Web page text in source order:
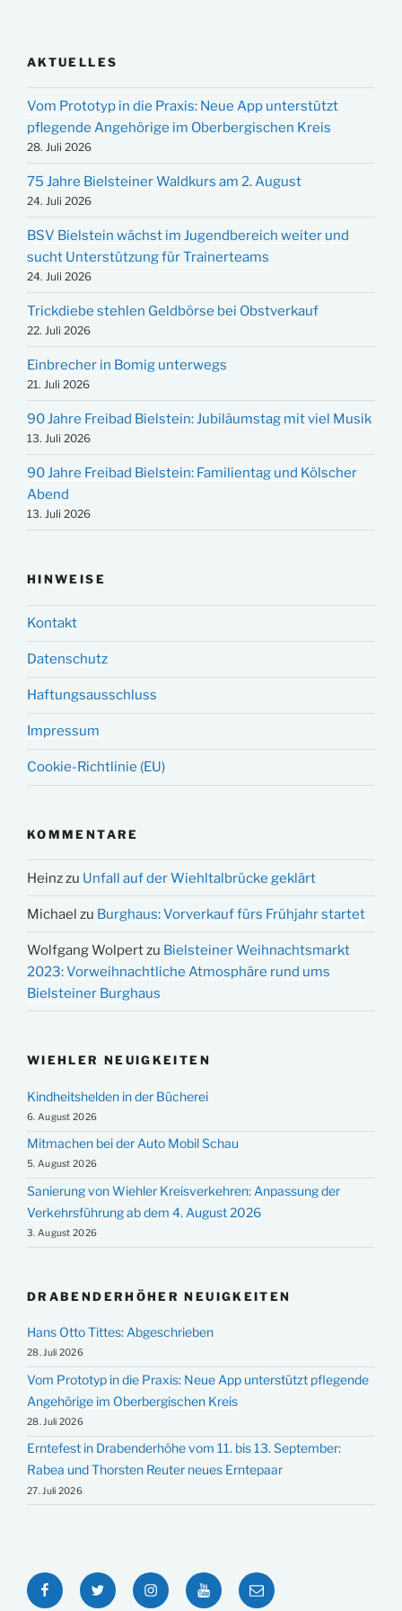
AKTUELLES
Vom Prototyp in die Praxis: Neue App unterstützt
pflegende Angehörige im Oberbergischen Kreis
28. Juli 2026
75 Jahre Bielsteiner Waldkurs am 2. August
24. Juli 2026
BSV Bielstein wächst im Jugendbereich weiter und
sucht Unterstützung für Trainerteams
24. Juli 2026
Trickdiebe stehlen Geldbörse bei Obstverkauf
22. Juli 2026
Einbrecher in Bomig unterwegs
21. Juli 2026
90 Jahre Freibad Bielstein: Jubiläumstag mit viel Musik
13. Juli 2026
90 Jahre Freibad Bielstein: Familientag und Kölscher
Abend
13. Juli 2026
HINWEISE
Kontakt
Datenschutz
Haftungsausschluss
Impressum
Cookie-Richtlinie (EU)
KOMMENTARE
Heinzzu Unfall auf der Wiehltalbrücke geklärt
Michael zu Burghaus: Vorverkauf fürs Frühjahr startet
Wolfgang Wolpertzu Bielsteiner Weihnachtsmarkt
2023: Vorweihnachtliche Atmosphäre rund ums
Bielsteiner Burghaus
WIEHLER NEUIGKEITEN
Kindheitshelden in der Bücherei
6. August 2026
Mitmachen bei der Auto Mobil Schau
5. August 2026
Sanierung von Wiehler Kreisverkehren: Anpassung der
Verkehrsführung ab dem 4. August 2026
3. August 2026
DRABENDERHÖHER NEUIGKEITEN
Hans Otto Tittes: Abgeschrieben
28. Juli 2026
Vom Prototyp in die Praxis: Neue App unterstützt pflegende
Angehörige im Oberbergischen Kreis
28. Juli 2026
Erntefest in Drabenderhöhe vom 11. bis 13. September:
Rabea und Thorsten Reuter neues Erntepaar
27. Juli 2026
FacebookTwitter InstagramYouTubeE-
Mail